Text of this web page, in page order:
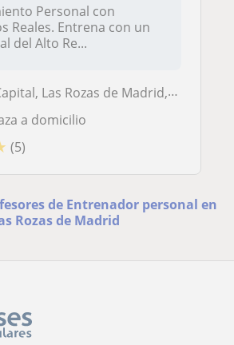
Personal con
Reales. Entrena con un
del Alto Re...
Rozas de Madrid, Majadahonda, Pozuelo de Alarcón, ...
a domicilio
(5)
de Entrenador personal en
Rozas de Madrid